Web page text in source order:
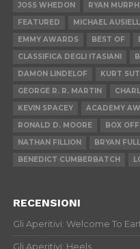
JOSS WHEDON
RYAN
FEATURED
MICHAEL
EMMY AWARDS
BEST OF
CLASSIFICA DEGLI ITASIANI
DAMON LINDELOF
KURT
GEORGE R. R. MARTIN
KEVIN SPACEY
ACADEMY
RONALD D. MOORE
BOX
NATHAN FILLION
BRYAN
BENEDICT CUMBERBATCH
RECENSIONI
Gli Aperitivi: Welcome To
Gli Aperitivi: Heels